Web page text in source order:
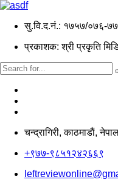
सु.वि.द.नं.: १७५७/०७६-
प्रकाशक: श्री प्रकृति
चन्द्रागिरी, काठमाडाैं,
+९७७-९८५१२४२६६९